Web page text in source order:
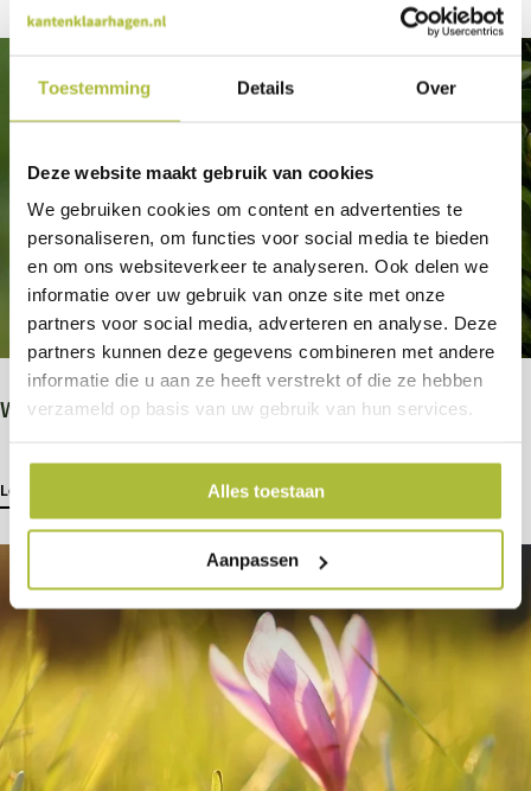
Toestemming Details Over
Deze website maakt gebruik van cookies
We gebruiken cookies om content en advertenties te
personaliseren, om functies voor social media te bieden
en om ons websiteverkeer te analyseren. Ook delen we
informatie over uw gebruik van onze site met onze
partners voor social media, adverteren en analyse. Deze
partners kunnen deze gegevens combineren met andere
informatie die u aan ze heeft verstrekt of die ze hebben
verzameld op basis van uw gebruik van hun services.
Alles toestaan
Aanpassen
Recente artikelen
Wat kun je doen tegen de buxusmot?
Lees meer